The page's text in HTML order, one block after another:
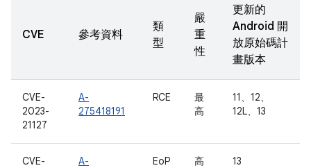
CVE 參考資料
類
型
嚴
重
性
更新的
Android 開
放原始碼計
畫版本
CVE-
2023-
21127
A-
275418191
RCE
最
高
11、12、
12L、13
CVE-
A-
EoP 高 13